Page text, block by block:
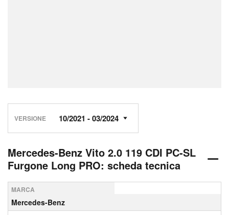
VERSIONE
Mercedes-Benz Vito 2.0 119 CDI PC-SL
Furgone Long PRO: scheda tecnica
MARCA
Mercedes-Benz